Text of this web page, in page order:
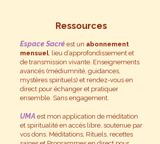
Ressources
Espace Sacré est un abonnement
mensuel, lieu d’approfondissement et
de transmission vivante. Enseignements
avancés (médiumnité, guidances,
mystères spirituels) et rendez-vous en
direct pour échanger et pratiquer
ensemble. Sans engagement.
UMA est mon application de méditation
et spiritualité en accès libre, soutenue par
vos dons. Méditations, Rituels, recettes